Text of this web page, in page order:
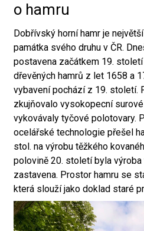
o hamru
Dobřívský horní hamr je
památka svého druhu v ČR.
postavena začátkem 19.
dřevěných hamrů z let 1658 a
vybavení pochází z 19. století.
zkujňovalo vysokopecní
vykovávaly tyčové polotovary.
ocelářské technologie přešel
stol. na výrobu těžkého
polovině 20. století byla výroba
zastavena. Prostor hamru se
která slouží jako doklad staré